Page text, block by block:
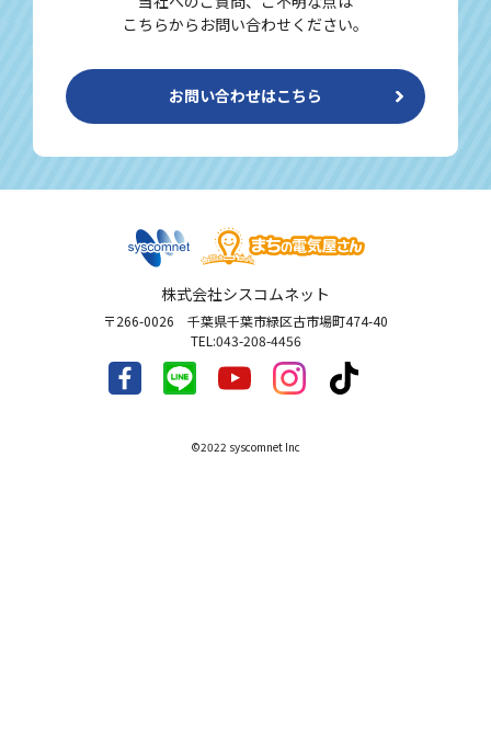
こちらからお問い合わせください。
お問い合わせはこちら
株式会社シスコムネット
〒266-0026 千葉県千葉市緑区古市場町474-40
TEL:043-208-4456
©︎2022 syscomnet Inc